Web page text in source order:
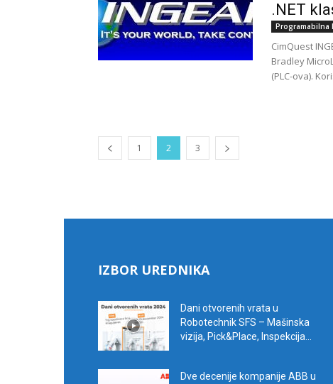
.NET
Programabilna
CimQuest
Bradley
(PLC-ova).
1 2 3
IZBOR UREDNIKA
Dani otvorenih vrata u
Robotechnik SFS – Mašinska
vizija, Pick&Place, Inspekcija...
Dve decenije kompanije ABB u